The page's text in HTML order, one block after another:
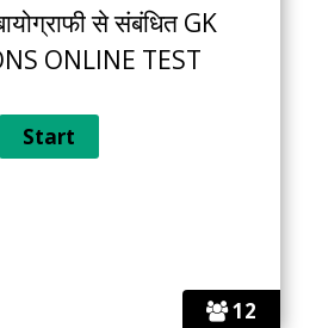
12
से संबंधित GK
ONLINE TEST